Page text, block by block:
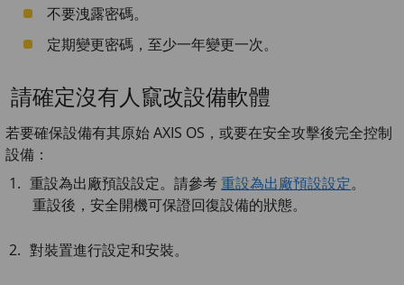
不要洩露密碼。
定期變更密碼，至少一年變更一次。
請確定沒有人竄改設備軟體
若要確保設備有其原始 AXIS OS，或要在安全攻擊後完全控制
設備：
重設為出廠預設設定。請參考重設為出廠預設設定。
重設後，安全開機可保證回復設備的狀態。
對裝置進行設定和安裝。